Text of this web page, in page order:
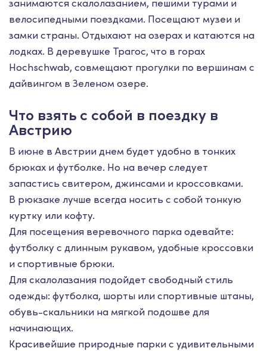
занимаются скалолазанием, пешими турами и
велосипедными поездками. Посещают музеи и
замки страны. Отдыхают на озерах и катаются на
лодках. В деревушке Трагос, что в горах
Hochschwab, совмещают прогулки по вершинам с
дайвингом в Зеленом озере.
Что взять с собой в поездку в
Австрию
В июне в Австрии днем будет удобно в тонких
брюках и футболке. Но на вечер следует
запастись свитером, джинсами и кроссовками.
В рюкзаке лучше всегда носить с собой тонкую
куртку или кофту.
Для посещения веревочного парка одевайте:
футболку с длинным рукавом, удобные кроссовки
и спортивные брюки.
Для скалолазания подойдет свободный стиль
одежды: футболка, шорты или спортивные штаны,
обувь-скальники на мягкой подошве для
начинающих.
Красивейшие природные парки с удивительными